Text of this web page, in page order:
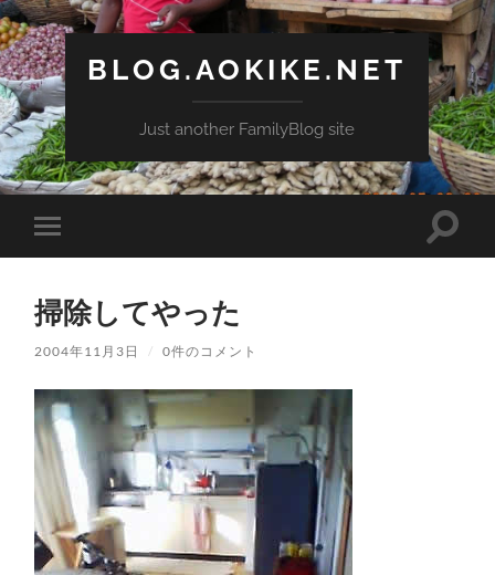
BLOG.AOKIKE.NET
Just another FamilyBlog site
モ
バ
ル
メ
ニ
ュ
を
切
り
替
え
る
検
掃除してやった
2004年11月3日 / 0件のコメント